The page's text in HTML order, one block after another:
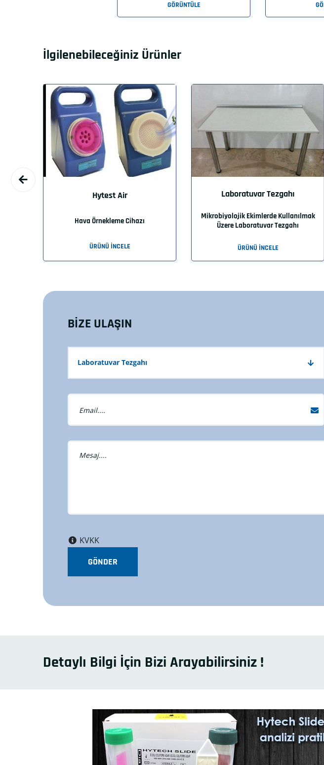
GÖRÜNTÜLE
İlgilenebileceğiniz Ürünler
Hytest Air
Hava Örnekleme Cihazı
ÜRÜNÜ İNCELE
Laboratuvar Tezgahı
Mikrobiyolojik Ekimlerde Kullanılmak
Üzere Laboratuvar Tezgahı
ÜRÜNÜ İNCELE
BİZE ULAŞIN
Laboratuvar Tezgahı
KVKK
GÖNDER
Detaylı Bilgi İçin Bizi Arayabilirsiniz !